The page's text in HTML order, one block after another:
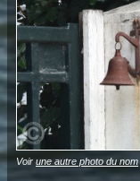
Voirune autre photo du nom